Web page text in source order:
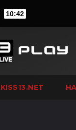
10:42
KISS13.NET